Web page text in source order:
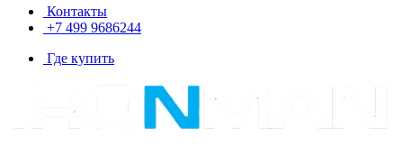
Контакты
+7 499 9686244
Где купить